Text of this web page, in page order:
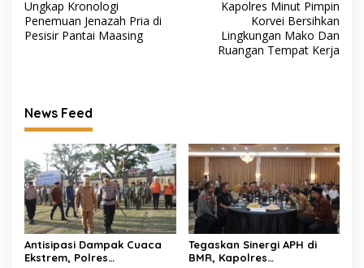
Ungkap Kronologi
Penemuan Jenazah Pria di
Pesisir Pantai Maasing
Kapolres Minut Pimpin
Korvei Bersihkan
Lingkungan Mako Dan
Ruangan Tempat Kerja
News Feed
Antisipasi Dampak Cuaca
Ekstrem, Polres
Tegaskan Sinergi APH di
BMR, Kapolres